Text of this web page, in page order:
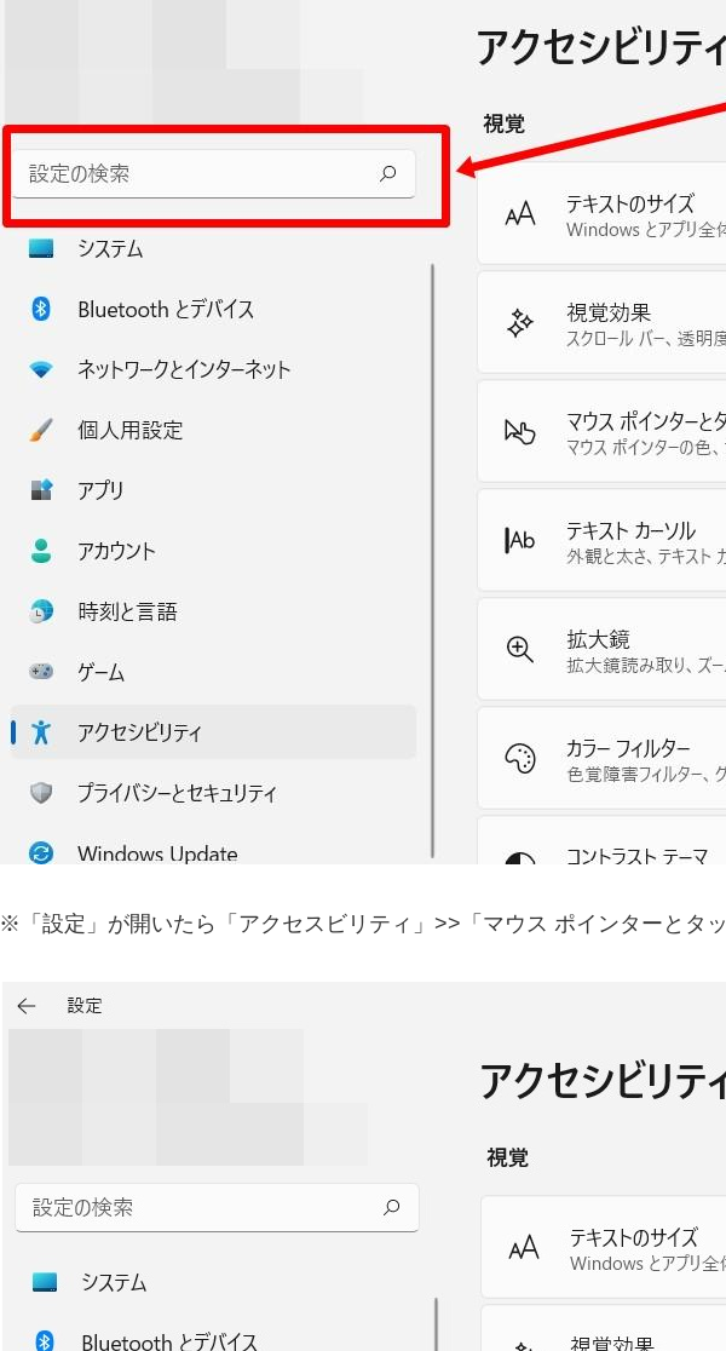
※「設定」が開いたら「アクセスビリティ」>>「マウス ポインターとタッ